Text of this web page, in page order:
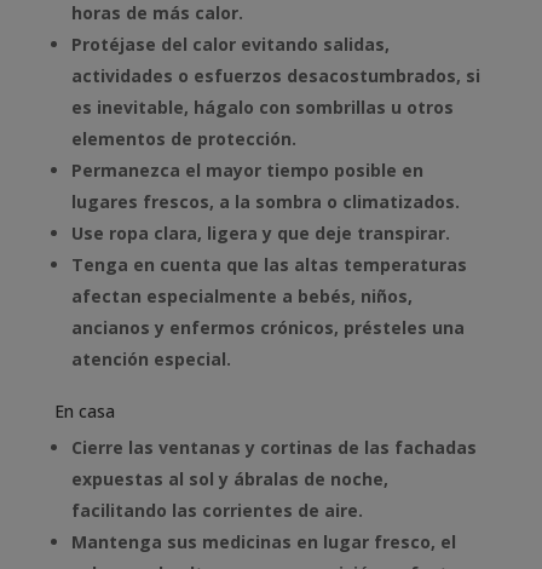
horas de más calor.
Protéjase del calor evitando salidas,
actividades o esfuerzos desacostumbrados, si
es inevitable, hágalo con sombrillas u otros
elementos de protección.
Permanezca el mayor tiempo posible en
lugares frescos, a la sombra o climatizados.
Use ropa clara, ligera y que deje transpirar.
Tenga en cuenta que las altas temperaturas
afectan especialmente a bebés, niños,
ancianos y enfermos crónicos, présteles una
atención especial.
En casa
Cierre las ventanas y cortinas de las fachadas
expuestas al sol y ábralas de noche,
facilitando las corrientes de aire.
Mantenga sus medicinas en lugar fresco, el